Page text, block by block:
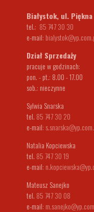
Białystok, ul.
tel.: 85 747 30 30
e-mail:
Dział Sprzedaży
pracuje w godzinach:
pon. - pt.: 8.00 - 17.00
sob.: nieczynne
Sylwia Snarska
tel. 85 747 30 20
e-mail:
Natalia Kopciewska
tel. 85 747 30 19
e-mail:
Mateusz Sanejko
tel. 85 747 30 08
e-mail: